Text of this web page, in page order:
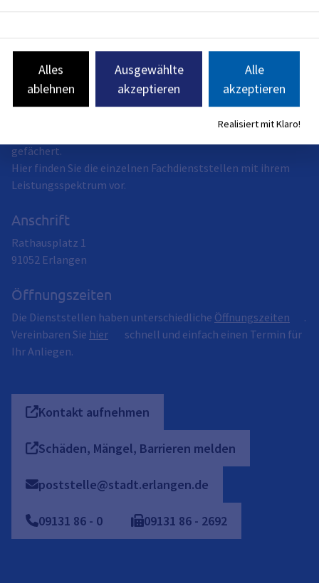
Redaktionell verantwortlich: Bayerisches Staatsministerium
Stadt Erlangen
gefächert.
Hier finden Sie die einzelnen Fachdienststellen mit ihrem
Leistungsspektrum vor.
Anschrift
Rathausplatz 1
91052 Erlangen
Öffnungszeiten
Die Dienststellen haben unterschiedliche Öffnungszeiten
.
Vereinbaren Sie hier
schnell und einfach einen Termin für
Ihr Anliegen.
Kontakt aufnehmen
Schäden, Mängel, Barrieren melden
poststelle@stadt.erlangen.de
09131 86 - 0 09131 86 - 2692
Alles
ablehnen
Ausgewählte
akzeptieren
Alle
akzeptieren
Realisiert mit Klaro!